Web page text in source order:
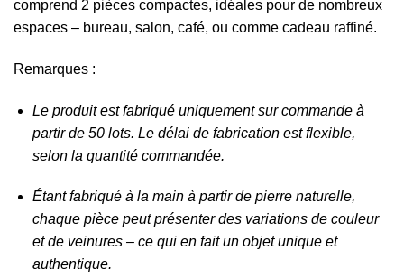
comprend 2 pièces compactes, idéales pour de nombreux
espaces – bureau, salon, café, ou comme cadeau raffiné.
Remarques :
Le produit est fabriqué uniquement sur commande à
partir de 50 lots. Le délai de fabrication est flexible,
selon la quantité commandée.
Étant fabriqué à la main à partir de pierre naturelle,
chaque pièce peut présenter des variations de couleur
et de veinures – ce qui en fait un objet unique et
authentique.